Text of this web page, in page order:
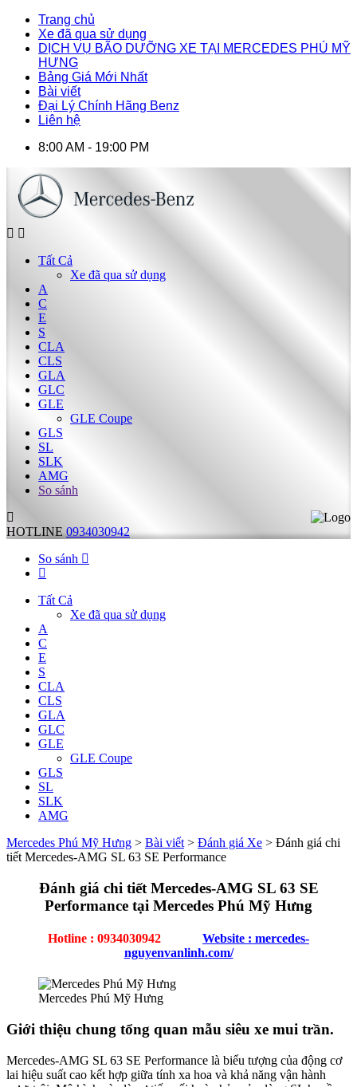
Trang chủ
Xe đã qua sử dụng
DỊCH VỤ BÃO DƯỠNG XE TẠI MERCEDES PHÚ MỸ
HƯNG
Bảng Giá Mới Nhất
Bài viết
Đại Lý Chính Hãng Benz
Liên hệ
8:00 AM - 19:00 PM
Tất Cả
Xe đã qua sử dụng
A
C
E
S
CLA
CLS
GLA
GLC
GLE
GLE Coupe
GLS
SL
SLK
AMG
So sánh
HOTLINE 0934030942
So sánh
Tất Cả
Xe đã qua sử dụng
A
C
E
S
CLA
CLS
GLA
GLC
GLE
GLE Coupe
GLS
SL
SLK
AMG
Mercedes Phú Mỹ Hưng > Bài viết > Đánh giá Xe > Đánh giá chi
tiết Mercedes-AMG SL 63 SE Performance
Đánh giá chi tiết Mercedes-AMG SL 63 SE
Performance tại Mercedes Phú Mỹ Hưng
Hotline : 0934030942
Website : mercedes-
nguyenvanlinh.com/
Mercedes Phú Mỹ Hưng
Giới thiệu chung tổng quan mẫu siêu xe mui trần.
Mercedes-AMG SL 63 SE Performance là biểu tượng của động cơ
lai hiệu suất cao kết hợp giữa tính xa hoa và khả năng vận hành